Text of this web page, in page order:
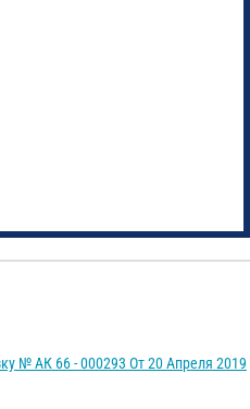
№ АК 66 - 000293 От 20 Апреля 2019